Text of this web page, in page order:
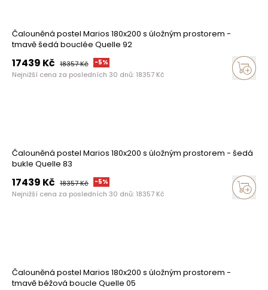
Čalouněná postel Marios 180x200 s úložným prostorem -
tmavě šedá bouclée Quelle 92
17439 Kč 18357Kč -5%
Nejnižší cena za posledních 30 dnů: 18357 Kč
Čalouněná postel Marios 180x200 s úložným prostorem - šedá
bukle Quelle 83
17439 Kč 18357Kč -5%
Nejnižší cena za posledních 30 dnů: 18357 Kč
Čalouněná postel Marios 180x200 s úložným prostorem -
tmavě béžová boucle Quelle 05